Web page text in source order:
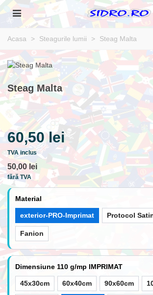
Acasa > Steagurile lumii > Steag Malta
Steag Malta
60,50 lei
TVA inclus
50,00 lei
fără TVA
Material
exterior-PRO-Imprimat Protocol
Fanion
Dimensiune 110 g/mp IMPRIMAT
45x30cm 60x40cm 90x60cm